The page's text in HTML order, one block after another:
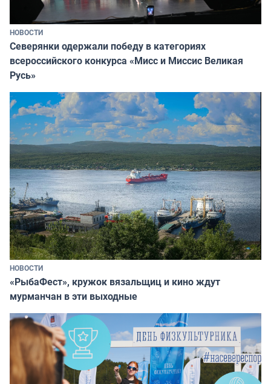
НОВОСТИ
Северянки одержали победу в категориях
всероссийского конкурса «Мисс и Миссис Великая
Русь»
НОВОСТИ
«РыбаФест», кружок вязальщиц и кино ждут
мурманчан в эти выходные